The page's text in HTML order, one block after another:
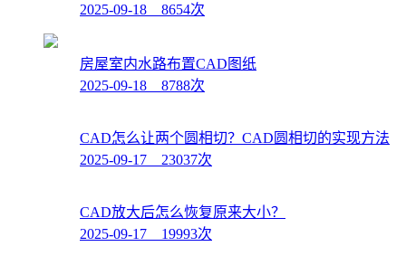
2025-09-18 8654次
房屋室内水路布置CAD图纸
2025-09-18 8788次
CAD怎么让两个圆相切？CAD圆相切的实现方法
2025-09-17 23037次
CAD放大后怎么恢复原来大小？
2025-09-17 19993次